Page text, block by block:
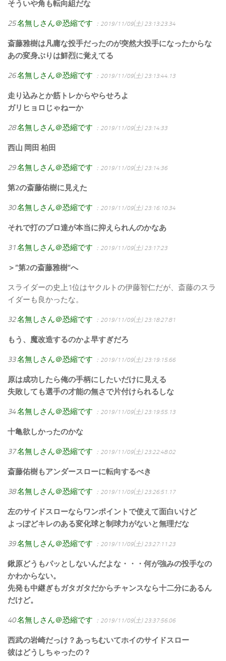
そういや角も転向組だな
25名無しさん＠恐縮です ：2019/11/09(土) 23:13:23.34
斎藤雅樹は凡庸な投手だったのが突然大投手になったからな
あの変身ぶりは鮮烈に覚えてる
26名無しさん＠恐縮です ：2019/11/09(土) 23:13:44.13
走り込みとか筋トレからやらせろよ
ガリヒョロじゃねーか
28名無しさん＠恐縮です ：2019/11/09(土) 23:14:33
西山 岡田 柏田
29名無しさん＠恐縮です ：2019/11/09(土) 23:14:36
第2の斎藤佑樹に見えた
30名無しさん＠恐縮です ：2019/11/09(土) 23:16:10.34
それで打のプロ達が本当に抑えられんのかなあ
31名無しさん＠恐縮です ：2019/11/09(土) 23:17:23
＞”第2の斎藤雅樹”へ
スライダーの史上1位はヤクルトの伊藤智仁だが、斎藤のスラ
イダーも良かったな。
32名無しさん＠恐縮です ：2019/11/09(土) 23:18:27.81
もう、魔改造するのかよ早すぎだろ
33名無しさん＠恐縮です ：2019/11/09(土) 23:19:15.66
原は成功したら俺の手柄にしたいだけに見える
失敗しても選手の才能の無さで片付けられるしな
34名無しさん＠恐縮です ：2019/11/09(土) 23:19:55.13
十亀欲しかったのかな
37名無しさん＠恐縮です ：2019/11/09(土) 23:22:48.02
斎藤佑樹もアンダースローに転向するべき
38名無しさん＠恐縮です ：2019/11/09(土) 23:26:51.17
左のサイドスローならワンポイントで使えて面白いけど
よっぽどキレのある変化球と制球力がないと無理だな
39名無しさん＠恐縮です ：2019/11/09(土) 23:27:11.23
鍬原どうもパッとしないんだよな・・・何が強みの投手なの
かわからない。
先発も中継ぎもガタガタだからチャンスなら十二分にあるん
だけど。
40名無しさん＠恐縮です ：2019/11/09(土) 23:37:56.06
西武の岩崎だっけ？あっちむいてホイのサイドスロー
彼はどうしちゃったの？